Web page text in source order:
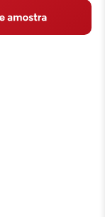
Mercado